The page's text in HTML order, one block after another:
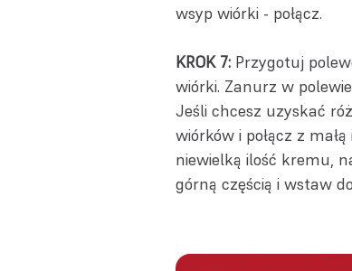
wsyp wiórki - połącz.
KROK 7: Przygotuj
wiórki. Zanurz w
Jeśli chcesz uzyskać
wiórków i połącz z
niewielką ilość kremu,
górną częścią i wstaw